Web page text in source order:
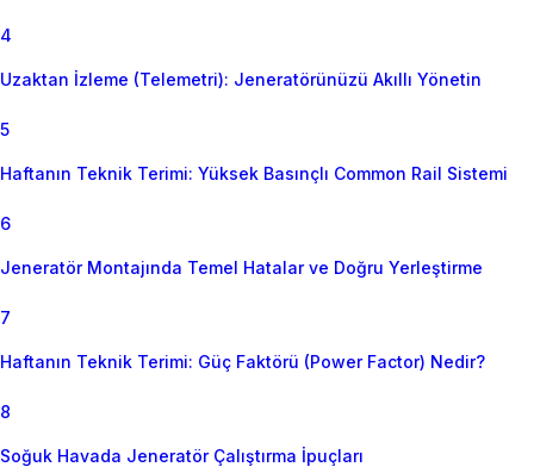
4
Uzaktan İzleme (Telemetri): Jeneratörünüzü Akıllı Yönetin
5
Haftanın Teknik Terimi: Yüksek Basınçlı Common Rail Sistemi
6
Jeneratör Montajında Temel Hatalar ve Doğru Yerleştirme
7
Haftanın Teknik Terimi: Güç Faktörü (Power Factor) Nedir?
8
Soğuk Havada Jeneratör Çalıştırma İpuçları